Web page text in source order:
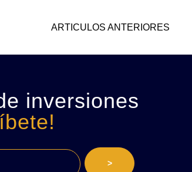
ARTICULOS ANTERIORES
inversiones
>